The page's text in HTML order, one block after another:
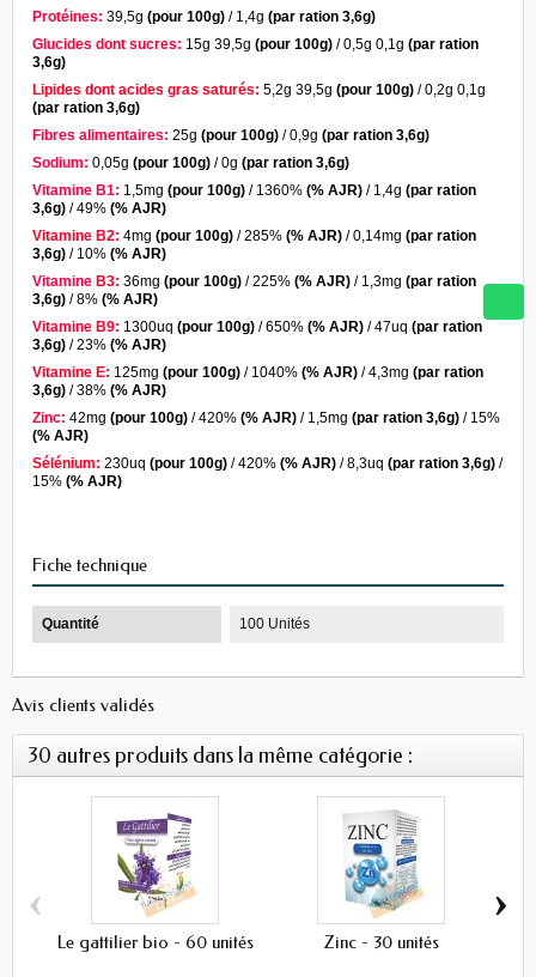
Protéines: 39,5g (pour 100g) / 1,4g (par ration 3,6g)
Glucides dont sucres: 15g 39,5g (pour 100g) / 0,5g 0,1g (par ration
3,6g)
Lipides dont acides gras saturés: 5,2g 39,5g (pour 100g) / 0,2g 0,1g
(par ration 3,6g)
Fibres alimentaires: 25g (pour 100g) / 0,9g (par ration 3,6g)
Sodium: 0,05g (pour 100g) / 0g (par ration 3,6g)
Vitamine B1: 1,5mg (pour 100g) / 1360% (% AJR) / 1,4g (par ration
3,6g) / 49% (% AJR)
Vitamine B2: 4mg (pour 100g) / 285% (% AJR) / 0,14mg (par ration
3,6g) / 10% (% AJR)
Vitamine B3: 36mg (pour 100g) / 225% (% AJR) / 1,3mg (par ration
3,6g) / 8% (% AJR)
Vitamine B9: 1300uq (pour 100g) / 650% (% AJR) / 47uq (par ration
3,6g) / 23% (% AJR)
Vitamine E: 125mg (pour 100g) / 1040% (% AJR) / 4,3mg (par ration
3,6g) / 38% (% AJR)
Zinc: 42mg (pour 100g) / 420% (% AJR) / 1,5mg (par ration 3,6g) / 15%
(% AJR)
Sélénium: 230uq (pour 100g) / 420% (% AJR) / 8,3uq (par ration 3,6g) /
15% (% AJR)
Fiche technique
Quantité 100 Unités
Avis clients validés
30 autres produits dans la même catégorie :
Le gattilier bio - 60 unités Zinc - 30 unités
‹ ›